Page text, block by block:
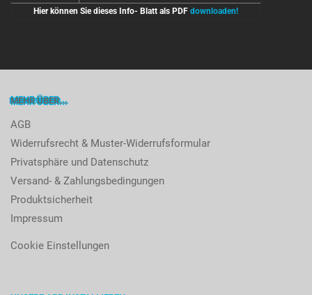
Hier können Sie dieses Info- Blatt als PDF downloaden!
MEHR ÜBER...
AGB
Widerrufsrecht & Muster-Widerrufsformular
Privatsphäre und Datenschutz
Versand- & Zahlungsbedingungen
Produktsicherheit
Impressum
Cookie Einstellungen